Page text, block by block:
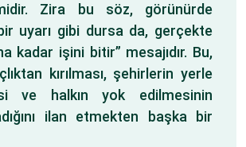
Zira bu söz, görünürde
uyarı gibi dursa da, gerçekte
kadar işini bitir” mesajıdır. Bu,
kırılması, şehirlerin yerle
ve halkın yok edilmesinin
ilan etmekten başka bir